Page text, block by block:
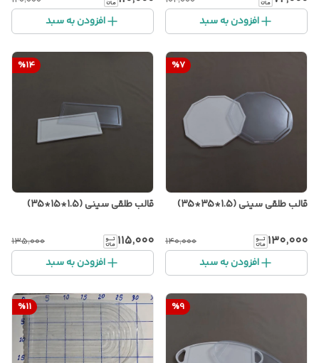
افزودن به سبد افزودن به سبد
%7
قالب طلقی سینی (1.5*35*35)
۱۳۰٬۰۰۰ ۱۴۰٬۰۰۰
افزودن به سبد
%14
قالب طلقی سینی (1.5*15*35)
۱۱۵٬۰۰۰ ۱۳۵٬۰۰۰
افزودن به سبد
%9
%11